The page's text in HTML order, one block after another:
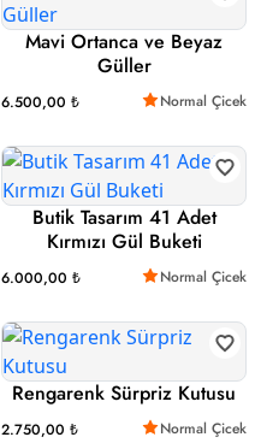
Mavi Ortanca ve Beyaz
Güller
6.500,00 ₺ Normal Çicek
Butik Tasarım 41 Adet
Kırmızı Gül Buketi
6.000,00 ₺ Normal Çicek
Rengarenk Sürpriz Kutusu
2.750,00 ₺ Normal Çicek